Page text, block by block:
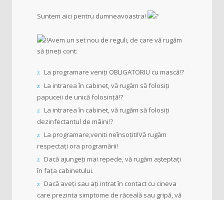
Suntem aici pentru dumneavoastra!
Avem un set nou de reguli, de care vă rugăm
să țineți cont:
La programare veniți OBLIGATORIU cu mască!?
La intrarea în cabinet, vă rugăm să folosiți
papuceii de unică folosință!?
La intrarea în cabinet, vă rugăm să folosiți
dezinfectantul de mâini!?
La programare,veniti neînsoțiti!Vă rugăm
respectați ora programării!
Dacă ajungeți mai repede, vă rugăm așteptați
în fața cabinetului.
Dacă aveți sau ați intrat în contact cu cineva
care prezinta simptome de răceală sau gripă, vă